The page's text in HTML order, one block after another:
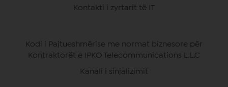
Kontakti i zyrtarit të IT
Kodi i Pajtueshmërise me normat biznesore për
Kontraktorët e IPKO Telecommunications L.L.C
Kanali i sinjalizimit